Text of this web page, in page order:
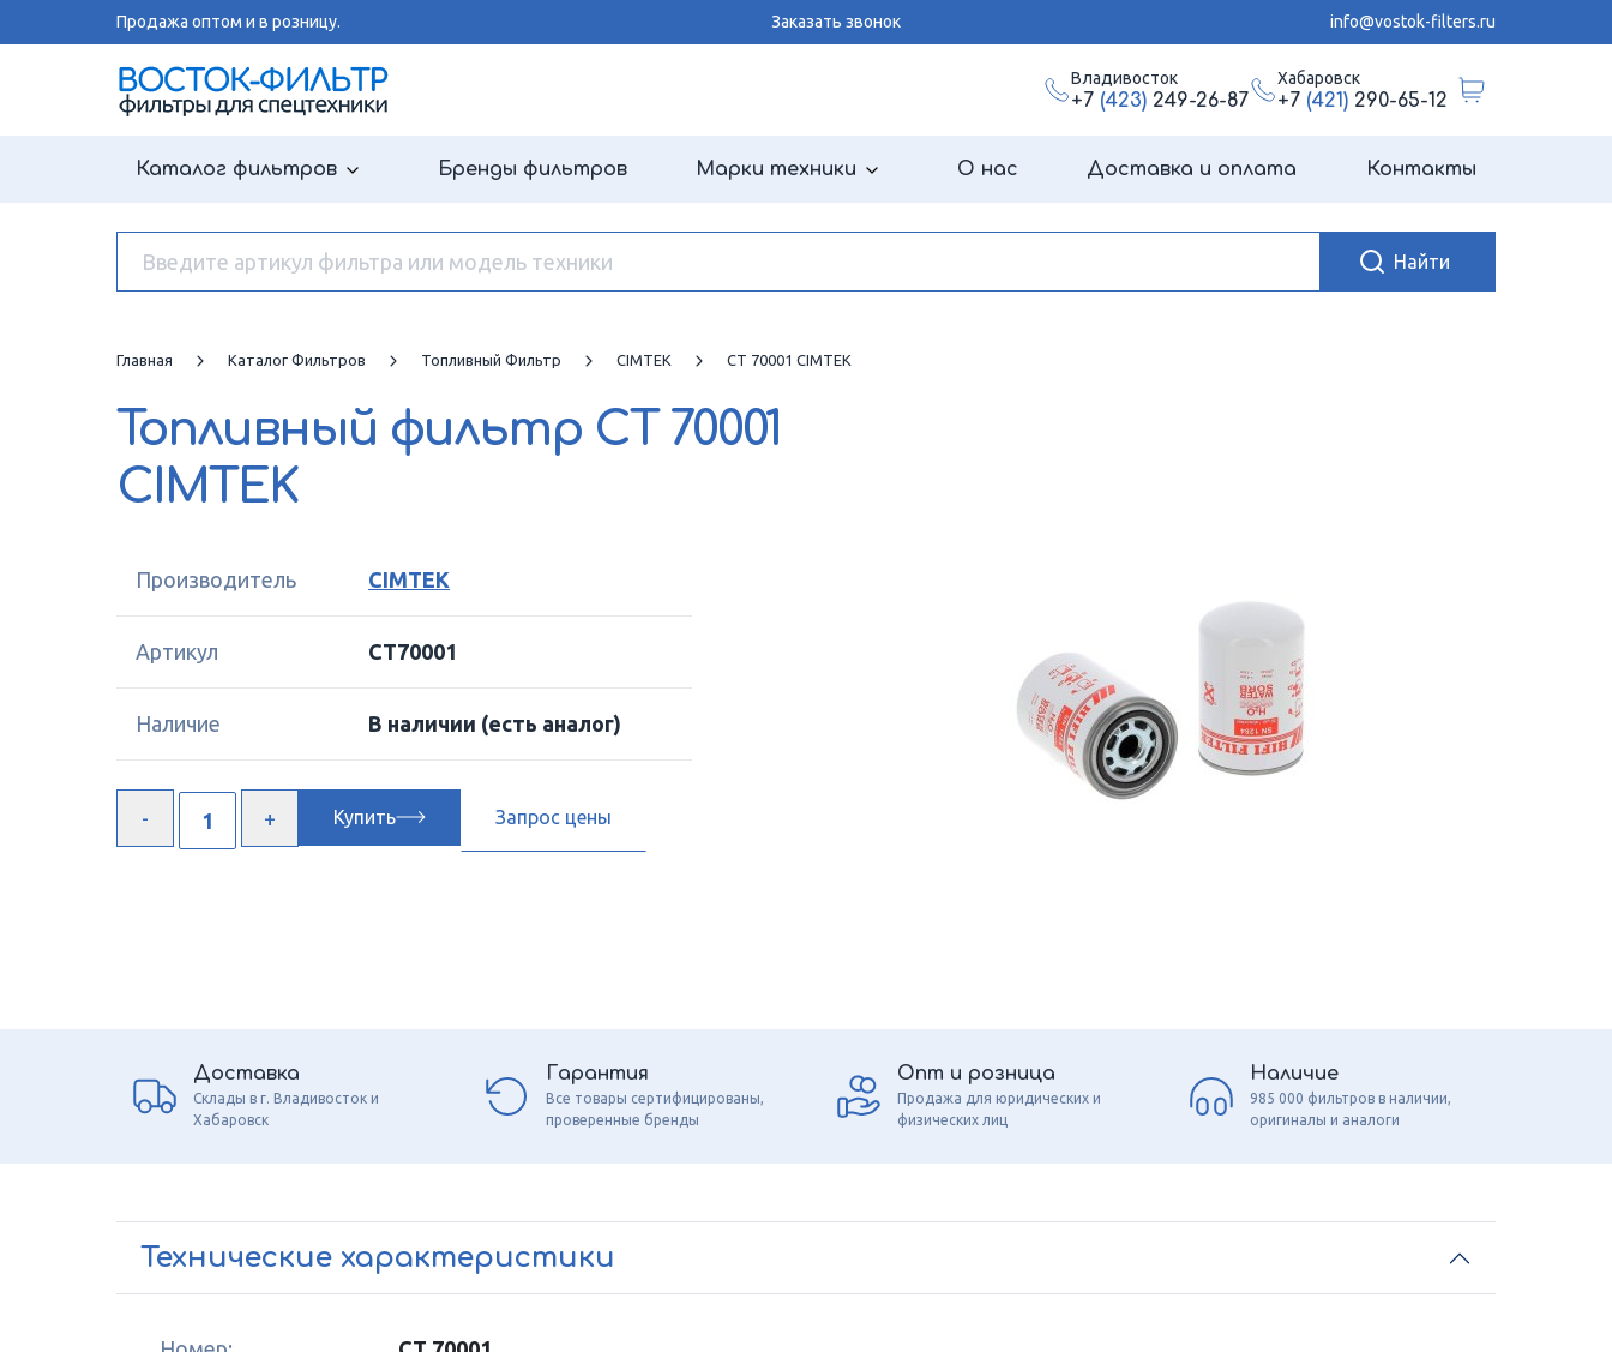
Продажа оптом и в розницу. Заказать звонок info@vostok-filters.ru
Владивосток
+7 (423)249-26-87
Хабаровск
+7 (421)290-65-12
Каталог фильтров Бренды фильтров Марки техники О нас Доставка и оплата Контакты
Главная Каталог Фильтров Топливный Фильтр CIMTEK CT 70001 CIMTEK
Топливный фильтр CT 70001
CIMTEK
Производитель CIMTEK
Артикул CT70001
Наличие В наличии (есть аналог)
Купить Запрос цены
Доставка
Склады в г. Владивосток и
Хабаровск
Гарантия
Все товары сертифицированы,
проверенные бренды
Опт и розница
Продажа для юридических и
физических лиц
Наличие
985 000 фильтров в наличии,
оригиналы и аналоги
Технические характеристики